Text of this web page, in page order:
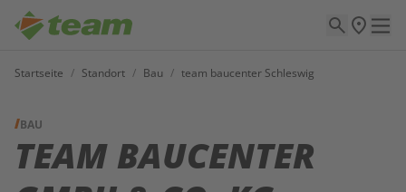
Startseite / Standort / Bau / team baucenter Schleswig
BAU
TEAM BAUCENTER